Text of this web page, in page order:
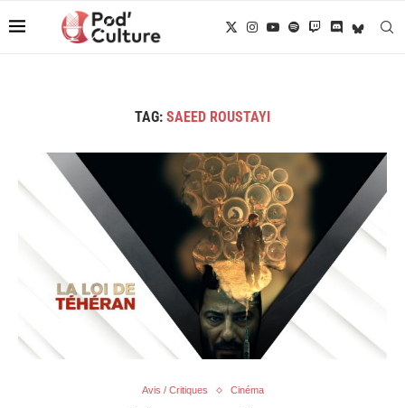
TAG: SAEED ROUSTAYI
Avis / Critiques Cinéma